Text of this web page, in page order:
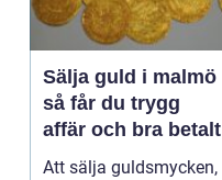
Sälja guld i malmö
så får du trygg
affär och bra betalt
Att sälja guldsmycken,